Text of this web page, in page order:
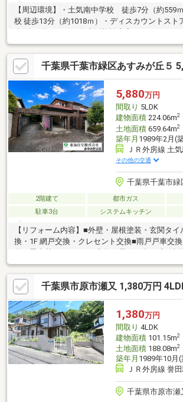
【周辺環境】・土気南中学校 徒歩7分（約559
校 徒歩13分（約1018ｍ）・ディスカウントストアトライアル 徒
千葉県千葉市緑区あすみが丘５
5,880万円
間取り 5LDK
建物面積224.06m2
土地面積659.64m2
築年月 1989年2月(
ＪＲ外房線 土
その他の交通
千葉県千葉市緑
2階建て 都市ガス
駐車3台
システムキッチン
【リフォーム内容】■外壁・屋根塗装・玄関タ
換・1F 網戸交換・クレセント交換■雨戸戸車交
換・ウッドデッキ修繕■キッチン背面収納交換・
脱衣場洗面台交換・シャワールーム交換■フロア
ン・階段回りボード貼り■2 階シャワー室下地■コ
バルコニー防水■倉庫床塗装・勝手口床塗装■天
え・白蟻防除■CF 張替えトイレ2 箇所・洗面・
襖張替え・障子張替え・建具調整■給湯器設置・
ジモーター交換■ハウスクリーニング
千葉県市原市瀬又 1,380万円
1,380万円
間取り 4LDK
建物面積101.15m2
土地面積188.08m2
築年月 1989年10月
ＪＲ外房線 誉
千葉県市原市瀬